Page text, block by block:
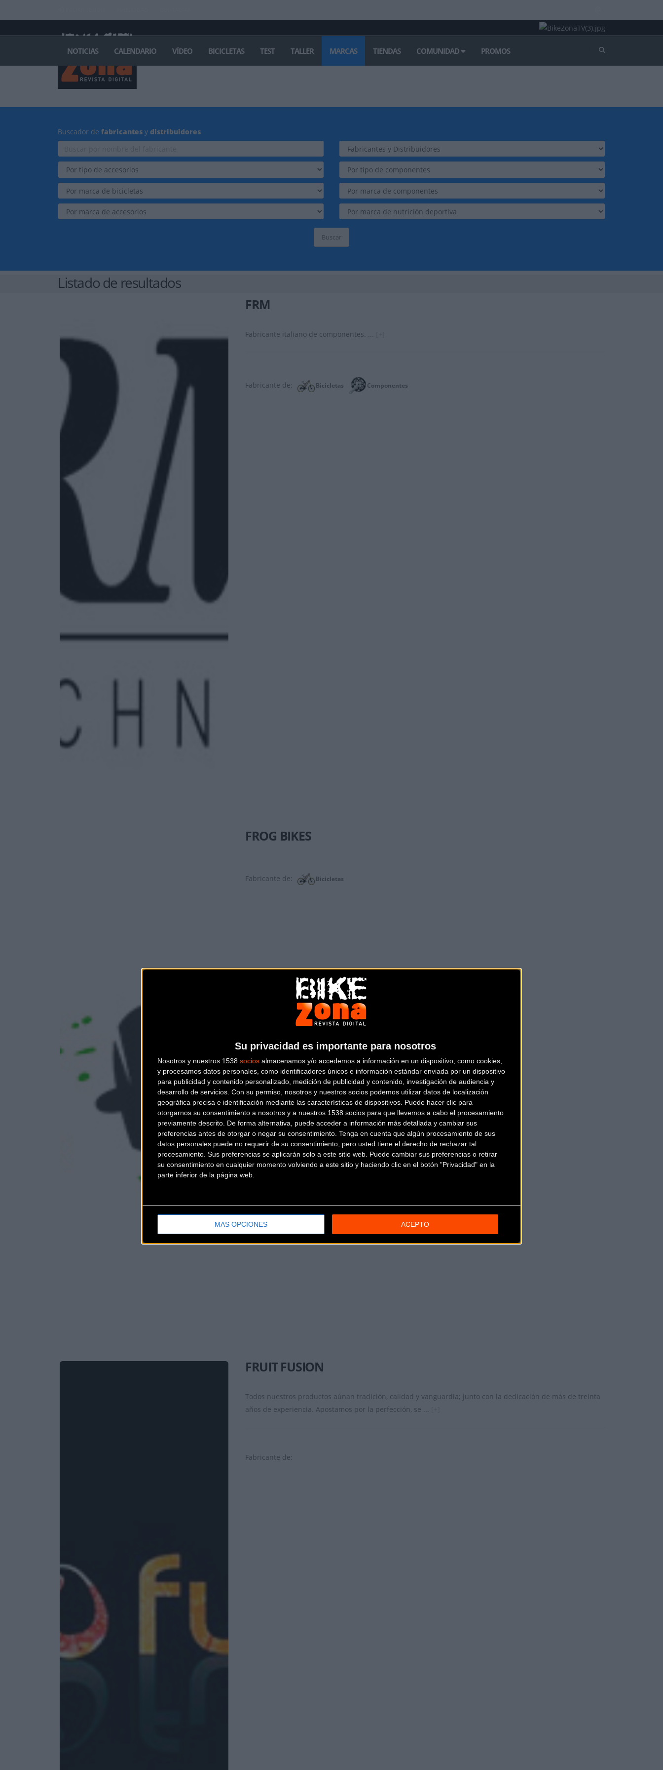
Su privacidad es importante para nosotros
Nosotros y nuestros 1538 socios almacenamos y/o accedemos a información en un dispositivo, como cookies,
y procesamos datos personales, como identificadores únicos e información estándar enviada por un dispositivo
para publicidad y contenido personalizado, medición de publicidad y contenido, investigación de audiencia y
desarrollo de servicios. Con su permiso, nosotros y nuestros socios podemos utilizar datos de localización
geográfica precisa e identificación mediante las características de dispositivos. Puede hacer clic para
otorgarnos su consentimiento a nosotros y a nuestros 1538 socios para que llevemos a cabo el procesamiento
previamente descrito. De forma alternativa, puede acceder a información más detallada y cambiar sus
preferencias antes de otorgar o negar su consentimiento. Tenga en cuenta que algún procesamiento de sus
datos personales puede no requerir de su consentimiento, pero usted tiene el derecho de rechazar tal
procesamiento. Sus preferencias se aplicarán solo a este sitio web. Puede cambiar sus preferencias o retirar
su consentimiento en cualquier momento volviendo a este sitio y haciendo clic en el botón "Privacidad" en la
parte inferior de la página web.
MÁS OPCIONES ACEPTO
NOTICIAS CALENDARIO VÍDEO BICICLETAS TEST TALLER MARCAS TIENDAS COMUNIDAD PROMOS
Buscador de fabricantes y distribuidores
Buscar
Listado de resultados
FRM
Fabricante italiano de componentes. ...
Fabricante de: Bicicletas Componentes
FROG BIKES
Fabricante de: Bicicletas
FRUIT FUSION
Todos nuestros productos aúnan tradición, calidad y vanguardia; junto con la dedicación de más de treinta
años de experiencia. Apostamos por la perfección, se ...
Fabricante de: